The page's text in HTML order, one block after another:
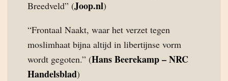
Breedveld” (Joop.nl)
“Frontaal Naakt, waar het verzet tegen
moslimhaat bijna altijd in libertijnse vorm
wordt gegoten.” (Hans Beerekamp – NRC
Handelsblad)